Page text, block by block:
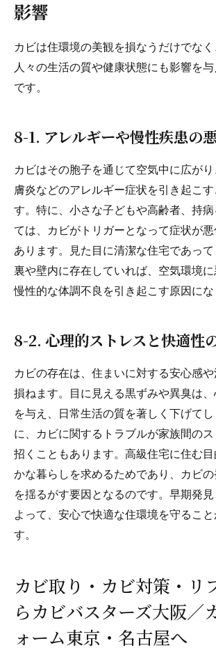
影響
カビは住環境の美観を損なうだけでな
人々の生活の質や健康状態にも影響を
です。
8-1. アレルギーや慢性疾患の
カビはその胞子を通じて空気中に広が
膚炎などのアレルギー症状を引き起こす
す。特に、小さな子どもや高齢者、持
ては、カビがトリガーとなって症状が
あります。見た目に清潔な住宅であっ
裏や壁内に存在していれば、空気環境に
慢性的な体調不良を引き起こす原因にな
8-2. 心理的ストレスと快適性
カビの存在は、住まいに対する安心感や
損ねます。目に見える黒ずみや異臭は
を与え、日常生活の質を著しく下げて
に、カビに関するトラブルが家族間の
招くこともあります。高級住宅に住む
かな暮らしを求めるためであり、カビ
を揺るがす要因となるのです。早期発
よって、安心で快適な住環境を守ること
す。
カビ取り・カビ対策・リ
らカビバスターズ大阪／
ォーム東京・名古屋へ